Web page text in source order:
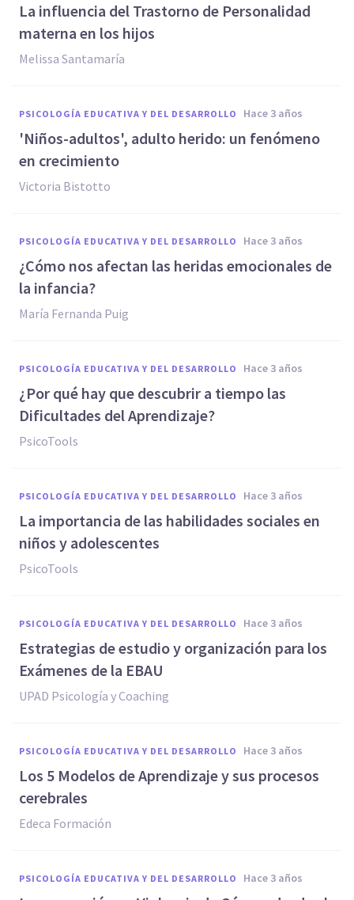
La influencia del Trastorno de Personalidad
materna en los hijos
Melissa Santamaría
PSICOLOGÍA EDUCATIVA Y DEL DESARROLLO hace 3 años
'Niños-adultos', adulto herido: un fenómeno
en crecimiento
Victoria Bistotto
PSICOLOGÍA EDUCATIVA Y DEL DESARROLLO hace 3 años
¿Cómo nos afectan las heridas emocionales de
la infancia?
María Fernanda Puig
PSICOLOGÍA EDUCATIVA Y DEL DESARROLLO hace 3 años
¿Por qué hay que descubrir a tiempo las
Dificultades del Aprendizaje?
PsicoTools
PSICOLOGÍA EDUCATIVA Y DEL DESARROLLO hace 3 años
La importancia de las habilidades sociales en
niños y adolescentes
PsicoTools
PSICOLOGÍA EDUCATIVA Y DEL DESARROLLO hace 3 años
Estrategias de estudio y organización para los
Exámenes de la EBAU
UPAD Psicología y Coaching
PSICOLOGÍA EDUCATIVA Y DEL DESARROLLO hace 3 años
Los 5 Modelos de Aprendizaje y sus procesos
cerebrales
Edeca Formación
PSICOLOGÍA EDUCATIVA Y DEL DESARROLLO hace 3 años